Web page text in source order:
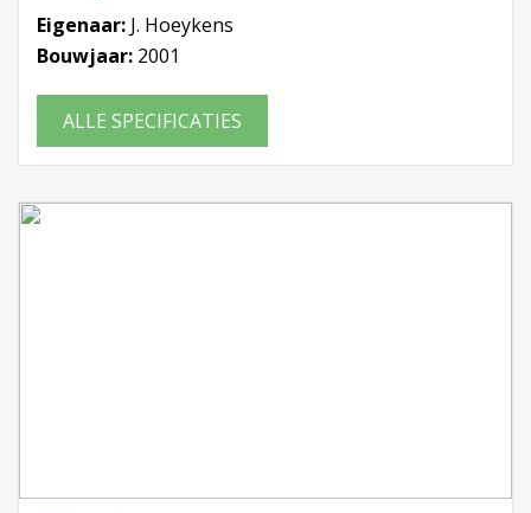
Eigenaar: J. Hoeykens
Bouwjaar: 2001
ALLE SPECIFICATIES